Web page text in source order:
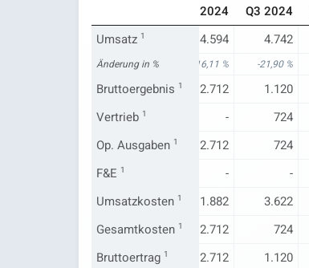
Q2 2024 Q3 2024
Umsatz 1
7.609 6.629 4.594 4.742
Änderung in %
-33,45 % -29,55 % -16,11 % -21,90 %
Bruttoergebnis 1
2.492 -231 2.712 1.120
Vertrieb 1
- - 724
Op. Ausgaben 1
8.504 -1.449 2.712 724
F&E 1
18 - -
Umsatzkosten 1
5.117 6.860 1.882 3.622
Gesamtkosten 1
8.504 -1.449 2.712 724
Bruttoertrag 1
2.492 -231 2.712 1.120